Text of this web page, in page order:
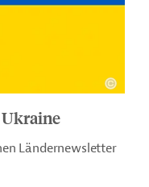
Ländernewsletter